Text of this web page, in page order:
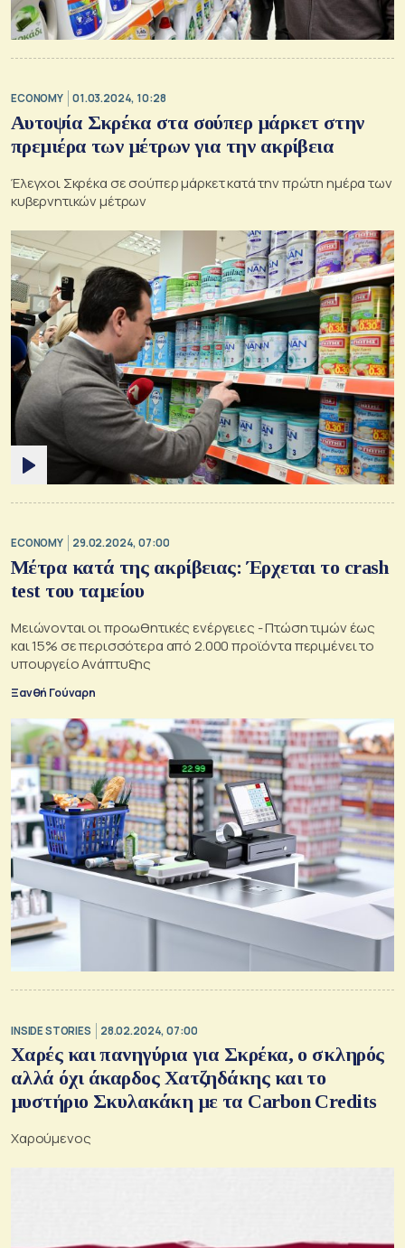
ECONOMY 01.03.2024, 10:28
Αυτοψία Σκρέκα στα σούπερ μάρκετ στην
πρεμιέρα των μέτρων για την ακρίβεια
Έλεγχοι Σκρέκα σε σούπερ μάρκετ κατά την πρώτη ημέρα των
κυβερνητικών μέτρων
ECONOMY 29.02.2024, 07:00
Μέτρα κατά της ακρίβειας: Έρχεται το crash
test του ταμείου
Μειώνονται οι προωθητικές ενέργειες - Πτώση τιμών έως
και 15% σε περισσότερα από 2.000 προϊόντα περιμένει το
υπουργείο Ανάπτυξης
Ξανθή Γούναρη
INSIDE STORIES 28.02.2024, 07:00
Χαρές και πανηγύρια για Σκρέκα, ο σκληρός
αλλά όχι άκαρδος Χατζηδάκης και το
μυστήριο Σκυλακάκη με τα Carbon Credits
Χαρούμενος